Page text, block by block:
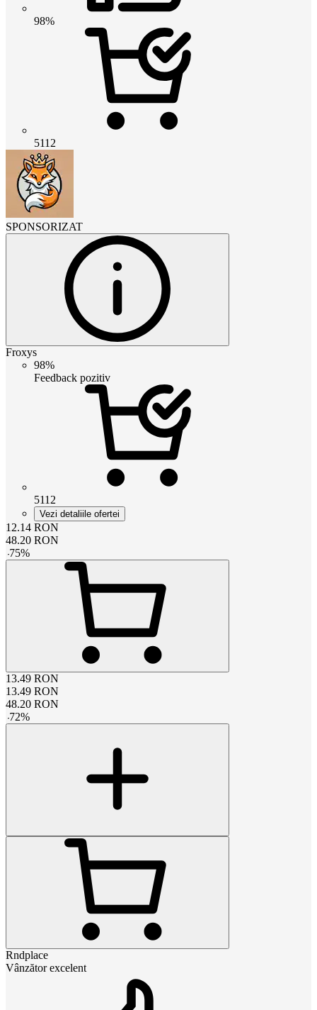
98%
5112
SPONSORIZAT
Froxys
98%
Feedback pozitiv
5112
Vezi detaliile ofertei
12.14 RON
48.20 RON
-75%
13.49 RON
13.49 RON
48.20 RON
-72%
Rndplace
Vânzător excelent